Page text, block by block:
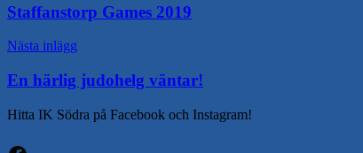
Staffanstorp Games 2019
Nästa inlägg
En härlig judohelg väntar!
Hitta IK Södra på Facebook och Instagram!